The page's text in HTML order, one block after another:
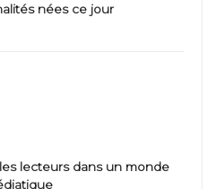
nées ce jour
lecteurs dans un monde